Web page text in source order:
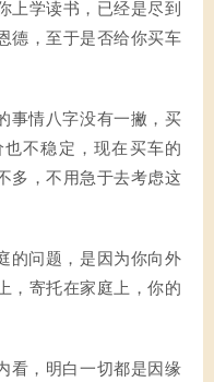
上学读书，已经是尽到
德，至于是否给你买车
事情八字没有一撇，买
不稳定，现在买车的
多，不用急于去考虑这
的问题，是因为你向外
，寄托在家庭上，你的
看，明白一切都是因缘